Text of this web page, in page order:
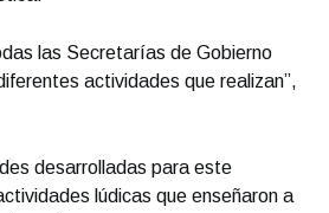
las Secretarías de Gobierno
actividades que realizan”,
desarrolladas para este
lúdicas que enseñaron a